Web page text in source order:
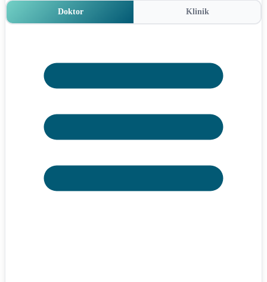
Doktor Klinik